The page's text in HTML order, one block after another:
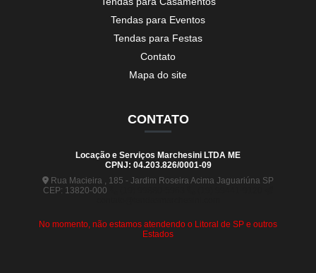
Tendas para Eventos
Tendas para Festas
Contato
Mapa do site
CONTATO
Locação e Serviços Marchesini LTDA ME
CPNJ: 04.203.826/0001-09
Rua Macieira , 185 - Jardim Roseira Acima Jaguariúna SP
CEP: 13820-000
No momento, não estamos atendendo o Litoral de SP e outros
Estados